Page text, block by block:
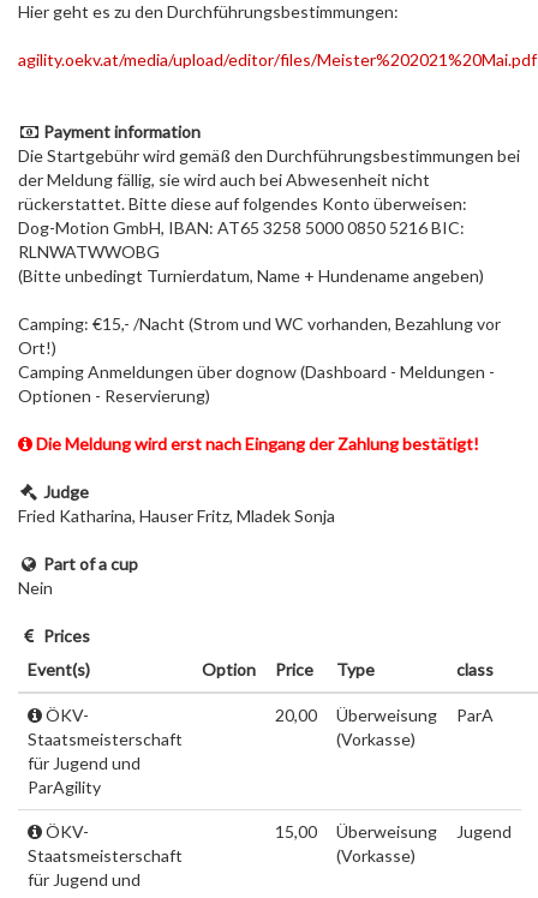
Hier geht es zu den Durchführungsbestimmungen:
agility.oekv.at/media/upload/editor/files/Meister%202021%20Mai.pdf
Payment information
Die Startgebühr wird gemäß den Durchführungsbestimmungen bei
der Meldung fällig, sie wird auch bei Abwesenheit nicht
rückerstattet. Bitte diese auf folgendes Konto überweisen:
Dog-Motion GmbH, IBAN: AT65 3258 5000 0850 5216 BIC:
RLNWATWWOBG
(Bitte unbedingt Turnierdatum, Name + Hundename angeben)
Camping: €15,- /Nacht (Strom und WC vorhanden, Bezahlung vor
Ort!)
Camping Anmeldungen über dognow (Dashboard - Meldungen -
Optionen - Reservierung)
Die Meldung wird erst nach Eingang der Zahlung bestätigt!
Judge
Fried Katharina, Hauser Fritz, Mladek Sonja
Part of a cup
Nein
Prices
Event(s)
Option Price Type class
ÖKV-
Staatsmeisterschaft
für Jugend und
ParAgility
20,00
Überweisung
(Vorkasse)
ParA
ÖKV-
Staatsmeisterschaft
für Jugend und
15,00
Überweisung
(Vorkasse)
Jugend